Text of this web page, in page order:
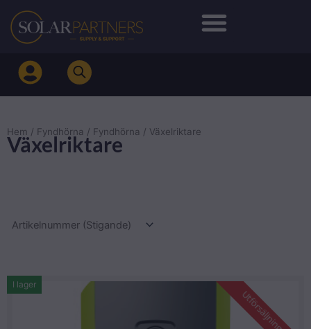
Hoppa
innehåll
Hem / Fyndhörna / Fyndhörna / Växelriktare
Växelriktare
Utförsäljning
I lager